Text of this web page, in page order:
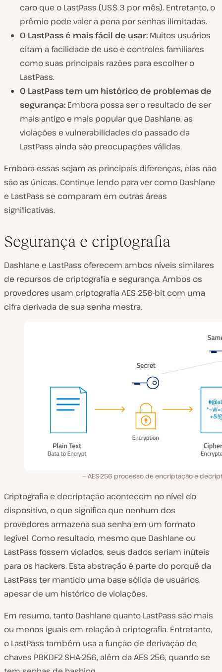
caro que o LastPass (US$ 3 por mês). Entretanto, o
prêmio pode valer a pena por senhas ilimitadas.
O LastPass é mais fácil de usar: Muitos usuários
citam a facilidade de uso e controles familiares
como suas principais razões para escolher o
LastPass.
O LastPass tem um histórico de problemas de
segurança: Embora possa ser o resultado de ser
mais antigo e mais popular que Dashlane, as
violações e vulnerabilidades do passado da
LastPass ainda são preocupações válidas.
Embora essas sejam as principais diferenças, elas não
são as únicas. Continue lendo para ver como Dashlane
e LastPass se comparam em outras áreas
significativas.
Segurança e criptografia
Dashlane e LastPass oferecem ambos níveis similares
de recursos de criptografia e segurança. Ambos os
provedores usam criptografia AES 256-bit com uma
cifra derivada de sua senha mestra.
AES-256 processo de encriptação e
Criptografia e decriptação acontecem no nível do
dispositivo, o que significa que nenhum dos
provedores armazena sua senha em um formato
legível. Como resultado, mesmo que Dashlane ou
LastPass fossem violados, seus dados seriam inúteis
para os hackers. Esta abstração é parte do porquê da
LastPass ter mantido uma base sólida de usuários,
apesar de um histórico de violações.
Em resumo, tanto Dashlane quanto LastPass são mais
ou menos iguais em relação à criptografia. Entretanto,
o LastPass também usa a função de derivação de
chaves PBKDF2 SHA-256, além da AES 256, quando se